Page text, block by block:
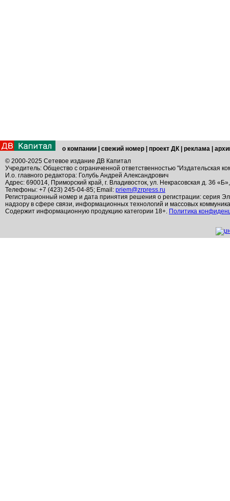
о компании свежий номер проект ДК реклама
© 2000-2025 Сетевое издание ДВ Капитал
Учредитель: Общество с ограниченной ответственностью "Издательская
И.о. главного редактора: Голубь Андрей Александрович
Адрес: 690014, Приморский край, г. Владивосток, ул. Некрасовская д. 36
Телефоны: +7 (423) 245-04-85; Email: priem@zrpress.ru
Регистрационный номер и дата принятия решения о регистрации: серия
надзору в сфере связи, информационных технологий и массовых
Содержит информационную продукцию категории 18+. Политика